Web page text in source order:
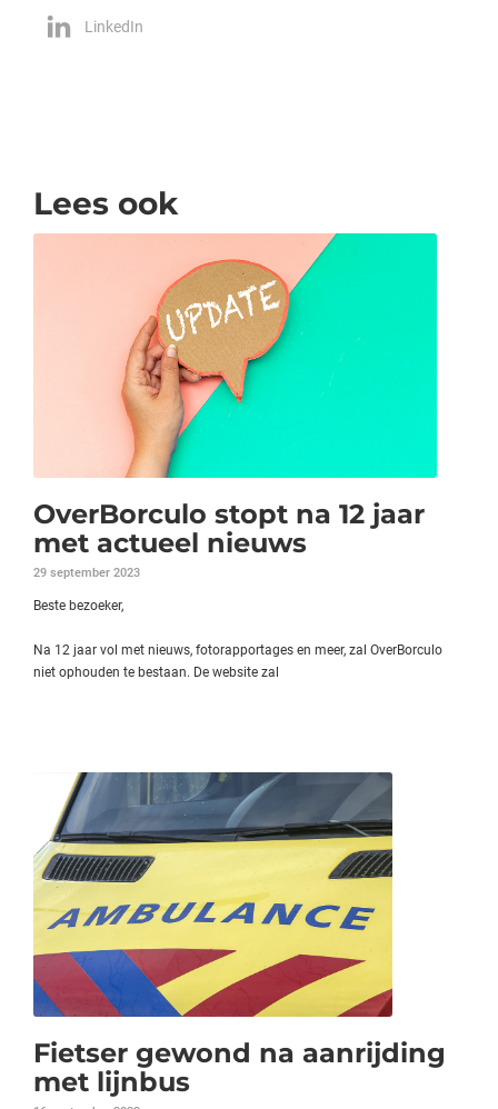
LinkedIn
Lees ook
OverBorculo stopt na 12 jaar
met actueel nieuws
29 september 2023
Beste bezoeker,
Na 12 jaar vol met nieuws, fotorapportages en meer, zal OverBorculo
niet ophouden te bestaan. De website zal
Fietser gewond na aanrijding
met lijnbus